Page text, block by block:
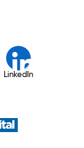
LinkedIn